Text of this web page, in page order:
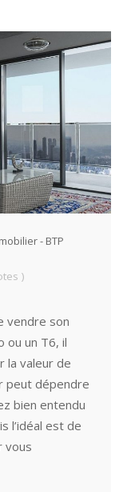
- BTP
)
vendre son
ou un T6, il
la valeur de
peut dépendre
bien entendu
l’idéal est de
vous